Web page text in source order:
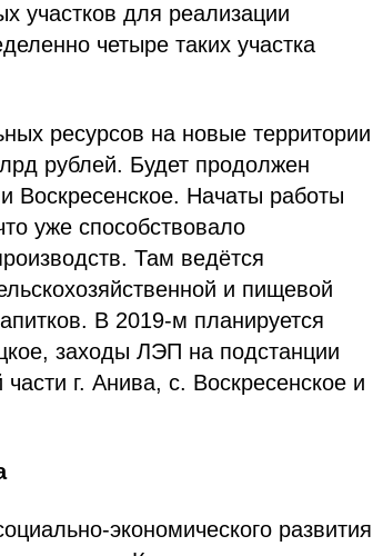
участков для реализации
четыре таких участка
ресурсов на новые территории
рублей. Будет продолжен
Воскресенское. Начаты работы
уже способствовало
Там ведётся
и пищевой
В 2019-м планируется
заходы ЛЭП на подстанции
г. Анива, с. Воскресенское и
экономического развития